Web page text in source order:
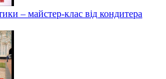
– майстер-клас від кондитера